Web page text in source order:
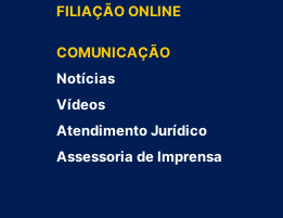
FILIAÇÃO ONLINE
COMUNICAÇÃO
Notícias
Vídeos
Atendimento Jurídico
Assessoria de Imprensa